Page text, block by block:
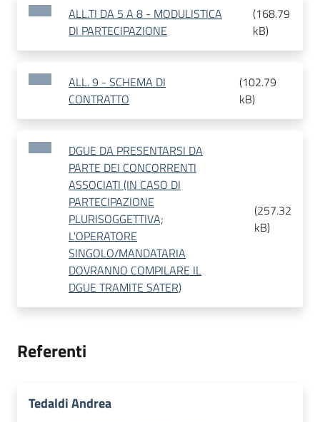
ALL.TI DA 5 A 8 - MODULISTICA
DI PARTECIPAZIONE
(168.79
kB)
ALL. 9 - SCHEMA DI
CONTRATTO
(102.79
kB)
DGUE DA PRESENTARSI DA
PARTE DEI CONCORRENTI
ASSOCIATI (IN CASO DI
PARTECIPAZIONE
PLURISOGGETTIVA;
L'OPERATORE
SINGOLO/MANDATARIA
DOVRANNO COMPILARE IL
DGUE TRAMITE SATER)
(257.32
kB)
Referenti
Tedaldi Andrea